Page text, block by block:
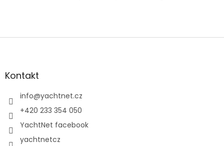
Z
aKontakt
info@yachtnet.cz
+420 233 354 050
YachtNet facebook
yachtnetcz